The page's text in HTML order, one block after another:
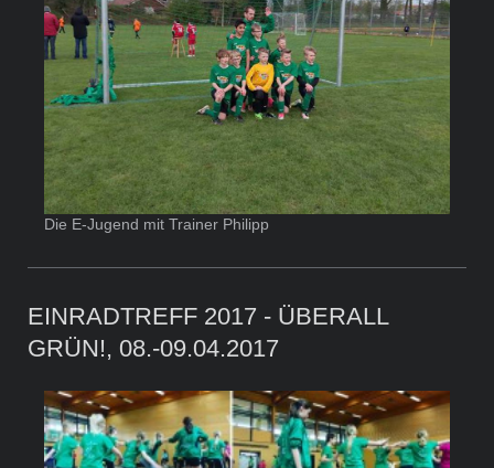
Die E-Jugend mit Trainer Philipp
EINRADTREFF 2017 - ÜBERALL
GRÜN!, 08.-09.04.2017